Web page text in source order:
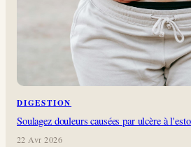
DIGESTION
Soulagez douleurs causées par ulcère à
22 Avr 2026